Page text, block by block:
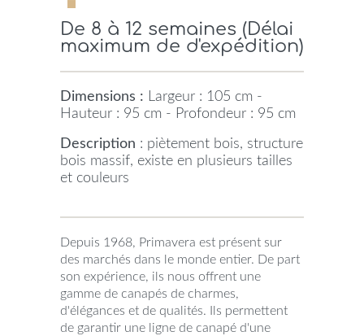
De 8 à 12 semaines (Délai
maximum de d'expédition)
Dimensions : Largeur : 105 cm -
Hauteur : 95 cm - Profondeur : 95 cm
Description : piètement bois, structure
bois massif, existe en plusieurs tailles
et couleurs
Depuis 1968, Primavera est présent sur
des marchés dans le monde entier. De part
son expérience, ils nous offrent une
gamme de canapés de charmes,
d'élégances et de qualités. Ils permettent
de garantir une ligne de canapé d'une